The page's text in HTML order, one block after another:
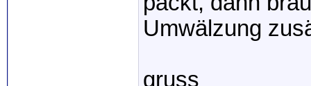
Umwälzung
gruss